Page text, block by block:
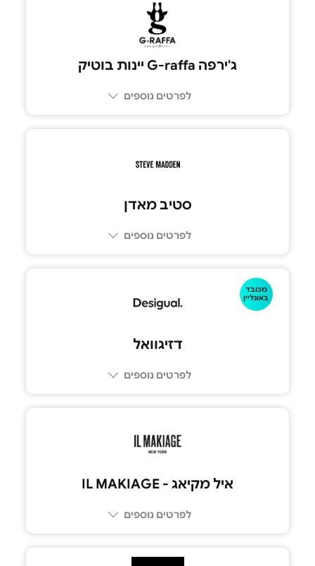
ג'ירפה G-raffa יינות בוטיק
לפרטים נוספים
סטיב מאדן
לפרטים נוספים
מכובד
באונליין
דזיגוואל
לפרטים נוספים
איל מקיאג - IL MAKIAGE
לפרטים נוספים